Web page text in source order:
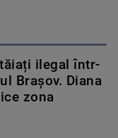
ilegal într-
Brașov. Diana
zona